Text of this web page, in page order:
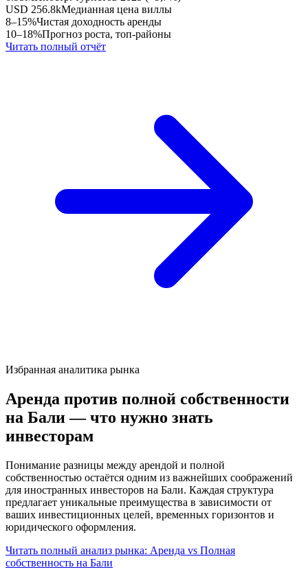
USD 256.8kМедианная цена виллы
8–15%Чистая доходность аренды
10–18%Прогноз роста, топ-районы
Читать полный отчёт
Избранная аналитика рынка
Аренда против полной собственности
на Бали — что нужно знать
инвесторам
Понимание разницы между арендой и полной
собственностью остаётся одним из важнейших соображений
для иностранных инвесторов на Бали. Каждая структура
предлагает уникальные преимущества в зависимости от
ваших инвестиционных целей, временных горизонтов и
юридического оформления.
Читать полный анализ рынка: Аренда vs Полная
собственность на Бали